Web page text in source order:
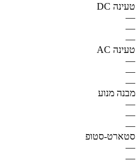
טעינה DC
—
—
—
טעינה AC
—
—
—
מבנה מנוע
—
—
—
סטארט-סטופ
—
—